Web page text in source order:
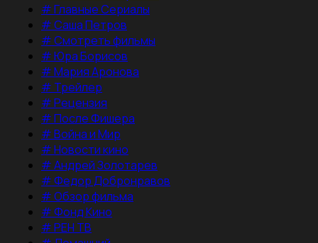
#Главные Сериалы
#Саша Петров
#Смотреть фильмы
#Юра Борисов
#Мария Аронова
# Трейлер
#Рецензия
#После Фишера
#Война и Мир
#Новости кино
#Андрей Золотарев
#Федор Добронравов
#Обзор фильма
#Фонд Кино
#РЕН ТВ